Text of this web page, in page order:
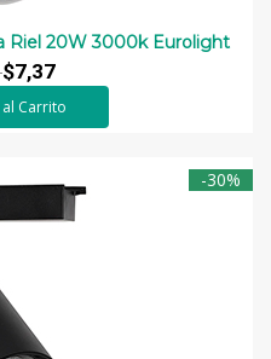
Riel 20W 3000k Eurolight
$7,37
Carrito
-30%